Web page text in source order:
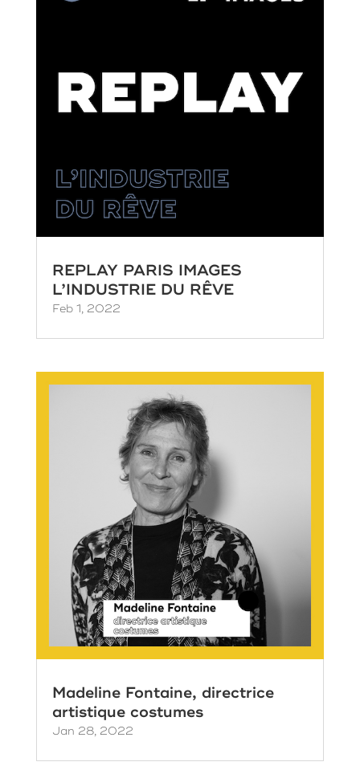
REPLAY PARIS IMAGES
L’INDUSTRIE DU RÊVE
Feb 1, 2022
Madeline Fontaine, directrice
artistique costumes
Jan 28, 2022